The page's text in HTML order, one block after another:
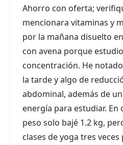
Ahorro con oferta;
mencionara vitaminas y
por la mañana disuelto
con avena porque
concentración. He
la tarde y algo de
abdominal, además de
energía para estudiar.
peso solo bajé 1.2 kg,
clases de yoga tres